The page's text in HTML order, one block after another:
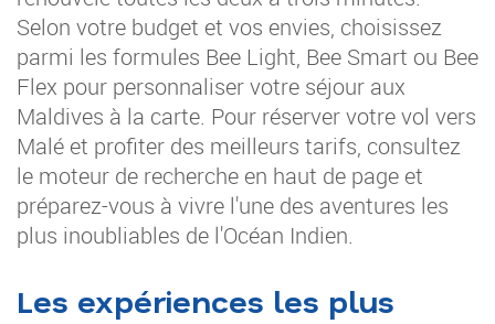
Selon votre budget et vos envies, choisissez
parmi les formules Bee Light, Bee Smart ou Bee
Flex pour personnaliser votre séjour aux
Maldives à la carte. Pour réserver votre vol vers
Malé et profiter des meilleurs tarifs, consultez
le moteur de recherche en haut de page et
préparez-vous à vivre l'une des aventures les
plus inoubliables de l'Océan Indien.
Les expériences les plus